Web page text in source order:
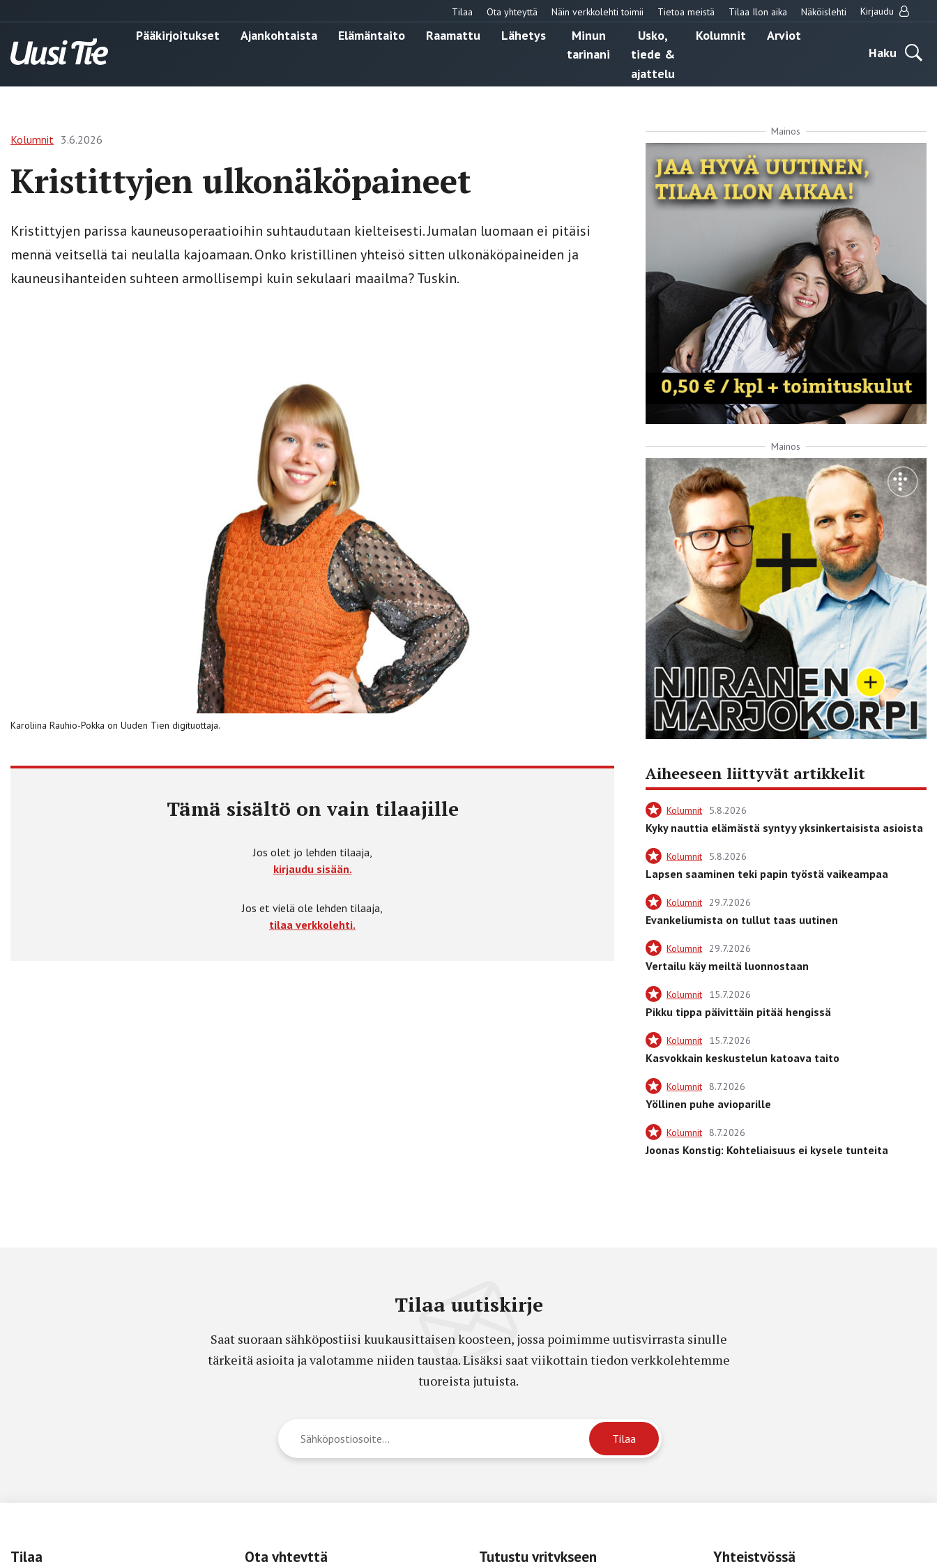
Tilaa Ota yhteyttä Näin verkkolehti toimii Tietoa meistä Tilaa Ilon aika Näköislehti Kirjaudu
Pääkirjoitukset Ajankohtaista Elämäntaito Raamattu Lähetys
Minun
tarinani
Usko,
tiede &
ajattelu
Kolumnit
Arviot
Haku
Kolumnit 3.6.2026
Kristittyjen ulkonäköpaineet
Kristittyjen parissa ­kauneusoperaatioihin suhtaudutaan kielteisesti. Jumalan luomaan ei pitäisi
mennä veitsellä tai neulalla kajoamaan. Onko kristillinen yhteisö sitten ulkonäköpaineiden ja
kauneusihanteiden suhteen armollisempi kuin sekulaari maailma? Tuskin.
Karoliina Rauhio-Pokka on Uuden Tien digituottaja.
Tämä sisältö on vain tilaajille
Jos olet jo lehden tilaaja,
kirjaudu sisään.
Jos et vielä ole lehden tilaaja,
tilaa verkkolehti.
Mainos
Mainos
Aiheeseen liittyvät artikkelit
Kolumnit 5.8.2026
Kyky nauttia elämästä syntyy yksinkertaisista asioista
Kolumnit 5.8.2026
Lapsen saaminen teki papin työstä vaikeampaa
Kolumnit 29.7.2026
Evankeliumista on tullut taas uutinen
Kolumnit 29.7.2026
Vertailu käy meiltä luonnostaan
Kolumnit 15.7.2026
Pikku tippa päivittäin pitää hengissä
Kolumnit 15.7.2026
Kasvokkain keskustelun katoava taito
Kolumnit 8.7.2026
Yöllinen puhe avioparille
Kolumnit 8.7.2026
Joonas Konstig: Kohteliaisuus ei kysele tunteita
Tilaa uutiskirje
Saat suoraan sähköpostiisi kuukausittaisen koosteen, jossa poimimme uutisvirrasta sinulle
tärkeitä asioita ja valotamme niiden taustaa. Lisäksi saat viikottain tiedon verkkolehtemme
tuoreista jutuista.
Tilaa Ota yhteyttä Tutustu yritykseen Yhteistyössä